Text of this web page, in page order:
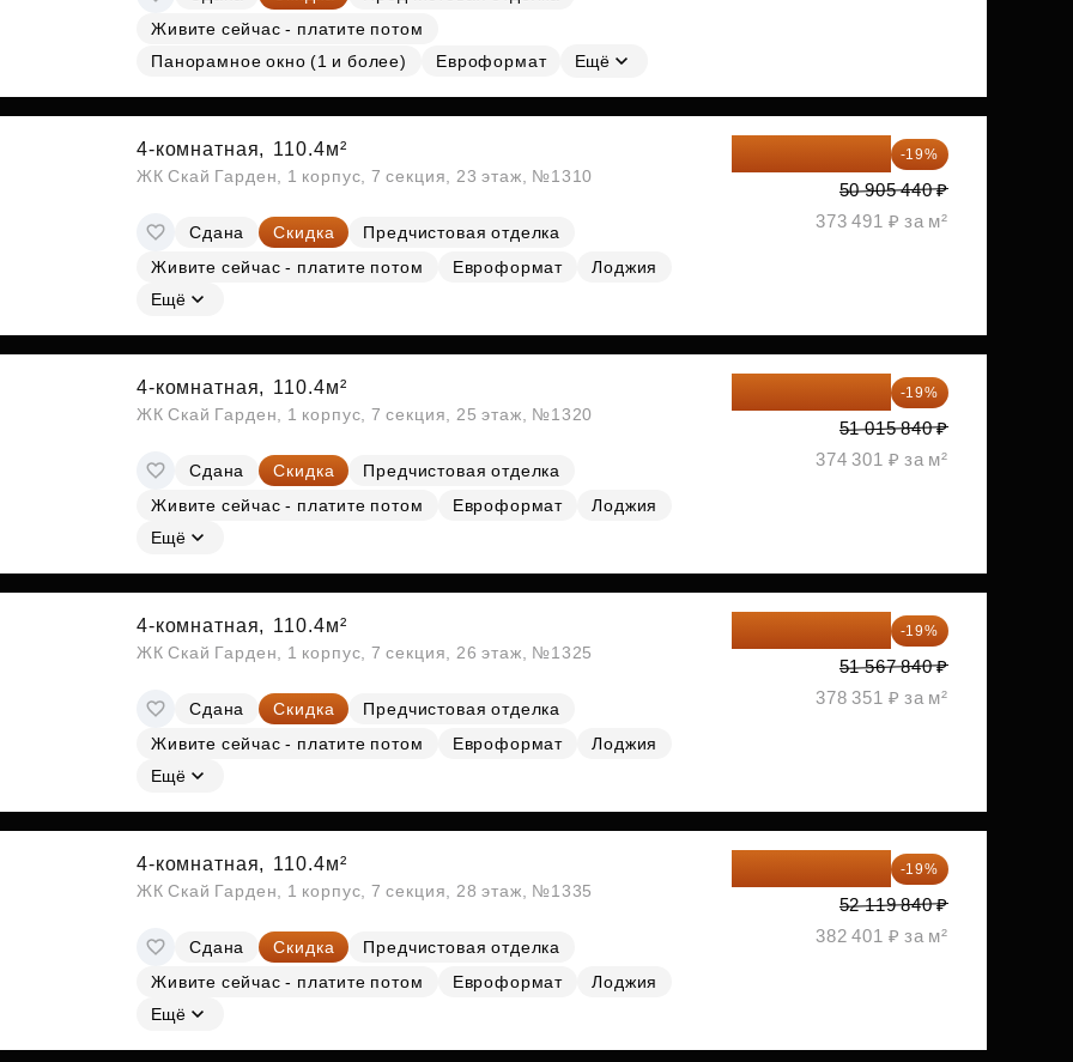
Живите сейчас - платите потом
Панорамное окно (1 и более)
Евроформат Ещё
4-комнатная, 110.4м²
ЖК Скай Гарден, 1 корпус, 7 секция, 23 этаж, №1310
Сдана Скидка
Предчистовая отделка
Живите сейчас - платите потом
Евроформат
Лоджия
Ещё
-19%
50 905 440 ₽
373 491 ₽ за м²
4-комнатная, 110.4м²
ЖК Скай Гарден, 1 корпус, 7 секция, 25 этаж, №1320
Сдана Скидка
Предчистовая отделка
Живите сейчас - платите потом
Евроформат
Лоджия
Ещё
-19%
51 015 840 ₽
374 301 ₽ за м²
4-комнатная, 110.4м²
ЖК Скай Гарден, 1 корпус, 7 секция, 26 этаж, №1325
Сдана Скидка
Предчистовая отделка
Живите сейчас - платите потом
Евроформат
Лоджия
Ещё
-19%
51 567 840 ₽
378 351 ₽ за м²
4-комнатная, 110.4м²
ЖК Скай Гарден, 1 корпус, 7 секция, 28 этаж, №1335
Сдана Скидка
Предчистовая отделка
Живите сейчас - платите потом
Евроформат
Лоджия
Ещё
-19%
52 119 840 ₽
382 401 ₽ за м²